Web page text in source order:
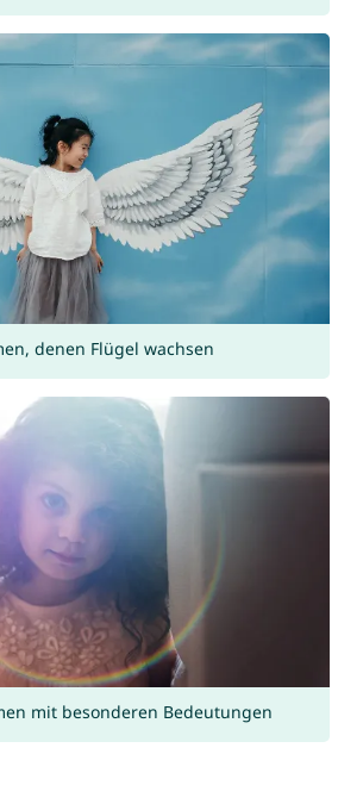
denen Flügel wachsen
mit besonderen Bedeutungen